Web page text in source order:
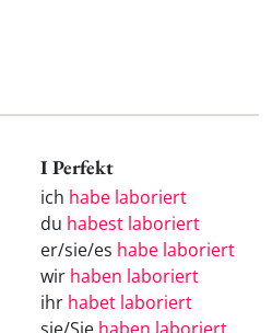
I Perfekt
ich habe laboriert
du habest laboriert
er/sie/es habe laboriert
wir haben laboriert
ihr habet laboriert